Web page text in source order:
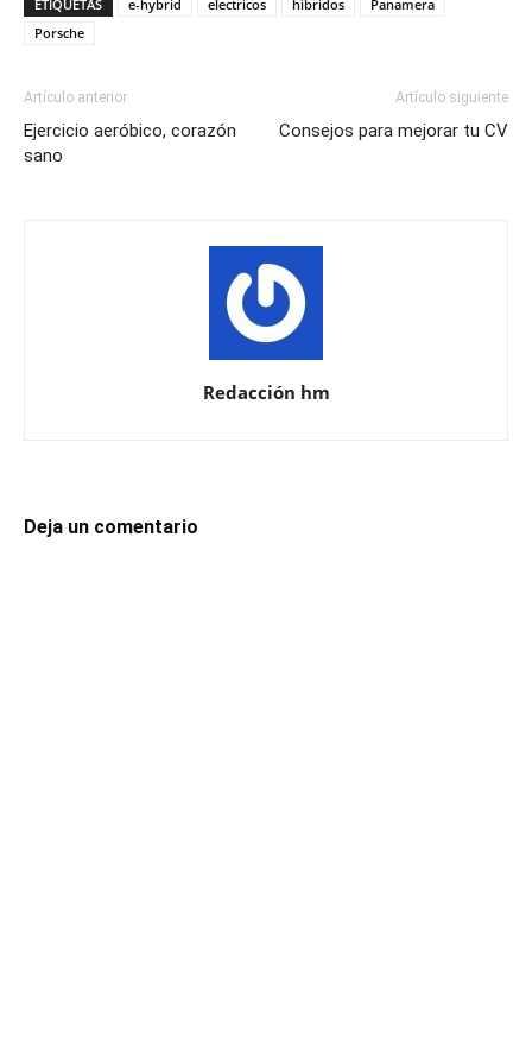
ETIQUETAS e-hybrid electricos hibridos
Panamera
Porsche
Artículo anterior
Ejercicio aeróbico, corazón
sano
Artículo siguiente
Consejos para mejorar tu CV
Redacción hm
Deja un comentario